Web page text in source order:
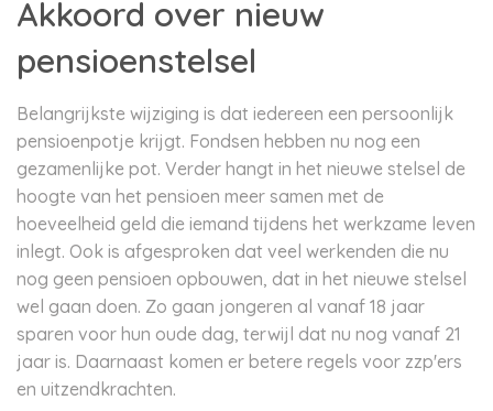
Akkoord over nieuw
pensioenstelsel
Belangrijkste wijziging is dat iedereen een persoonlijk
pensioenpotje krijgt. Fondsen hebben nu nog een
gezamenlijke pot. Verder hangt in het nieuwe stelsel de
hoogte van het pensioen meer samen met de
hoeveelheid geld die iemand tijdens het werkzame leven
inlegt. Ook is afgesproken dat veel werkenden die nu
nog geen pensioen opbouwen, dat in het nieuwe stelsel
wel gaan doen. Zo gaan jongeren al vanaf 18 jaar
sparen voor hun oude dag, terwijl dat nu nog vanaf 21
jaar is. Daarnaast komen er betere regels voor zzp'ers
en uitzendkrachten.